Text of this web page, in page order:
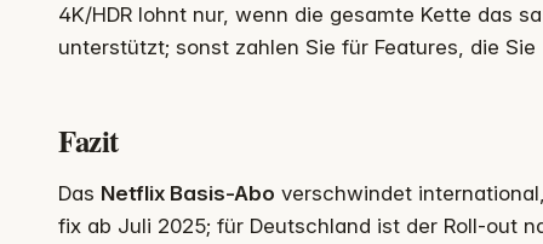
4K/HDR lohnt nur, wenn die gesamte Kette das
unterstützt; sonst zahlen Sie für Features, die
Fazit
Das Netflix Basis-Abo verschwindet
fix ab Juli 2025; für Deutschland ist der Roll-out